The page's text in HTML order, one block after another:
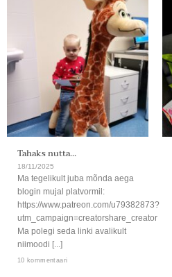
Tahaks nutta…
18/11/2025
Ma tegelikult juba mõnda aega
blogin mujal platvormil:
https://www.patreon.com/u79382873?
utm_campaign=creatorshare_creator
Ma polegi seda linki avalikult
niimoodi [...]
10 kommentaari